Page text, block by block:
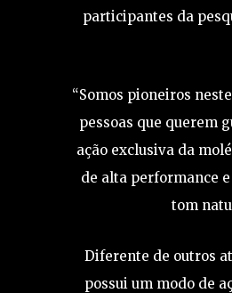
participantes da
“Somos pioneiros
pessoas que querem
ação exclusiva da
de alta performance
tom
Diferente de outros
possui um modo de